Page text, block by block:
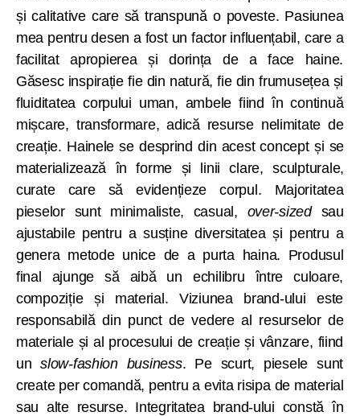
și calitative care să transpună o poveste. Pasiunea
mea pentru desen a fost un factor influențabil, care a
facilitat apropierea și dorința de a face haine.
Găsesc inspirație fie din natură, fie din frumusețea și
fluiditatea corpului uman, ambele fiind în continuă
mișcare, transformare, adică resurse nelimitate de
creație. Hainele se desprind din acest concept și se
materializează în forme și linii clare, sculpturale,
curate care să evidențieze corpul. Majoritatea
pieselor sunt minimaliste, casual, over-sizedsau
ajustabile pentru a susține diversitatea și pentru a
genera metode unice de a purta haina. Produsul
final ajunge să aibă un echilibru între culoare,
compoziție și material. Viziunea brand-ului este
responsabilă din punct de vedere al resurselor de
materiale și al procesului de creație și vânzare, fiind
unslow-fashion business. Pe scurt, piesele sunt
create per comandă, pentru a evita risipa de material
sau alte resurse. Integritatea brand-ului constă în